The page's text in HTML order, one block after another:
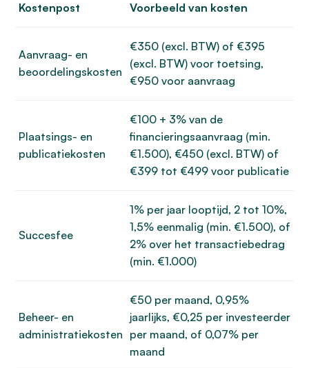
Kostenpost Voorbeeld van kosten
Aanvraag- en
beoordelingskosten
€350 (excl. BTW) of €395
(excl. BTW) voor toetsing,
€950 voor aanvraag
Plaatsings- en
publicatiekosten
€100 + 3% van de
financieringsaanvraag (min.
€1.500), €450 (excl. BTW) of
€399 tot €499 voor publicatie
Succesfee
1% per jaar looptijd, 2 tot 10%,
1,5% eenmalig (min. €1.500), of
2% over het transactiebedrag
(min. €1.000)
Beheer- en
administratiekosten
€50 per maand, 0,95%
jaarlijks, €0,25 per investeerder
per maand, of 0,07% per
maand